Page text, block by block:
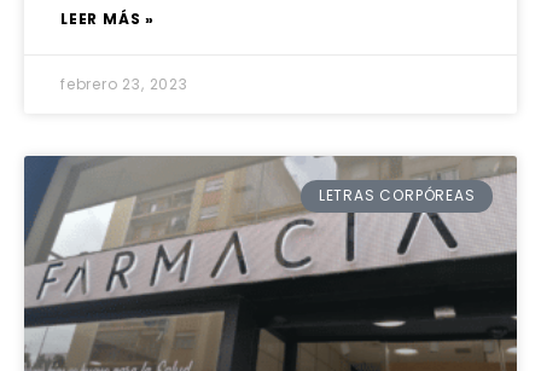
LEER MÁS »
febrero 23, 2023
LETRAS CORPÓREAS